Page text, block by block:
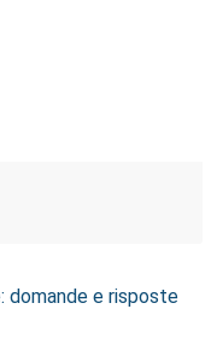
domande e risposte